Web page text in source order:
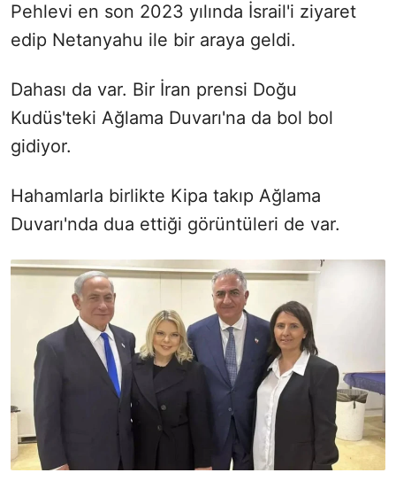
Pehlevi en son 2023 yılında İsrail'i ziyaret
edip Netanyahu ile bir araya geldi.
Dahası da var. Bir İran prensi Doğu
Kudüs'teki Ağlama Duvarı'na da bol bol
gidiyor.
Hahamlarla birlikte Kipa takıp Ağlama
Duvarı'nda dua ettiği görüntüleri de var.